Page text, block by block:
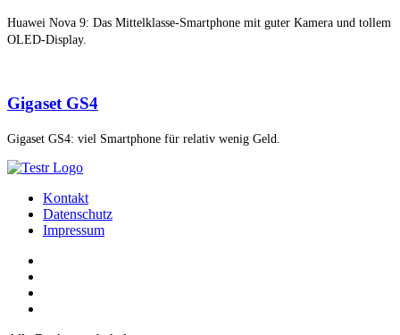
Huawei Nova 9: Das Mittelklasse-Smartphone mit guter Kamera und tollem
OLED-Display.
Gigaset GS4
Gigaset GS4: viel Smartphone für relativ wenig Geld.
Kontakt
Datenschutz
Impressum